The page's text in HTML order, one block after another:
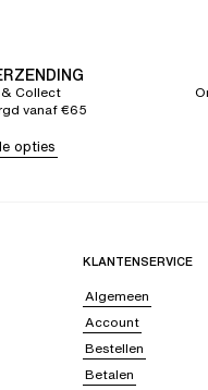
Collect
vanaf €65
opties
KLANTENSERVICE
Algemeen
Account
Bestellen
Betalen